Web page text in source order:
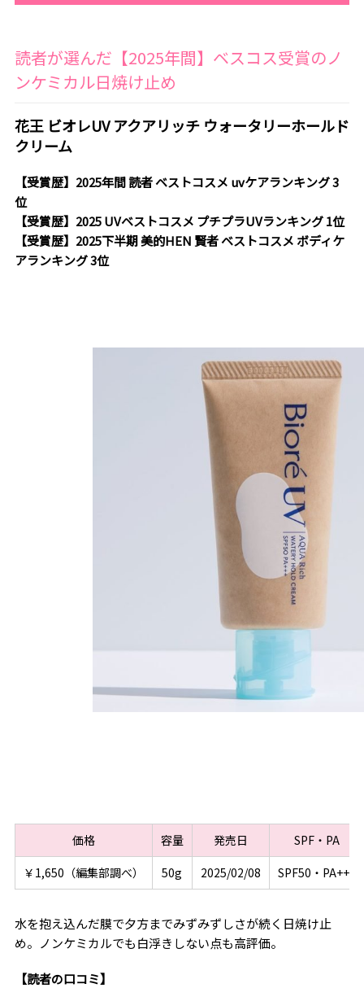
読者が選んだ【2025年間】ベスコス受賞のノ
ンケミカル日焼け止め
花王 ビオレUV アクアリッチ ウォータリーホールド
クリーム
【受賞歴】2025年間 読者 ベストコスメ uvケアランキング 3
位
【受賞歴】2025 UVベストコスメ プチプラUVランキング 1位
【受賞歴】2025下半期 美的HEN 賢者 ベストコスメ ボディケ
アランキング 3位
価格 容量 発売日
SPF・PA
￥1,650（編集部調べ）
50g 2025/02/08 SPF50・PA+++
水を抱え込んだ膜で夕方までみずみずしさが続く日焼け止
め。ノンケミカルでも白浮きしない点も高評価。
【読者の口コミ】